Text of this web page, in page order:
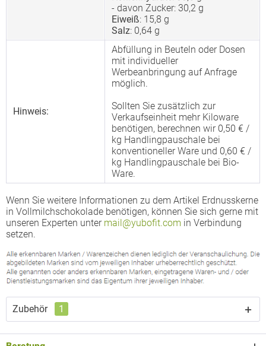
- davon Zucker: 30,2 g
Eiweiß: 15,8 g
Salz: 0,64 g
Hinweis:
Abfüllung in Beuteln oder Dosen
mit individueller
Werbeanbringung auf Anfrage
möglich.
Sollten Sie zusätzlich zur
Verkaufseinheit mehr Kiloware
benötigen, berechnen wir 0,50 € /
kg Handlingpauschale bei
konventioneller Ware und 0,60 € /
kg Handlingpauschale bei Bio-
Ware.
Wenn Sie weitere Informationen zu dem Artikel Erdnusskerne
in Vollmilchschokolade benötigen, können Sie sich gerne mit
unseren Experten unter mail@yubofit.com in Verbindung
setzen.
Zubehör 1